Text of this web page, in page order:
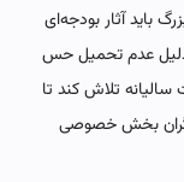
باید آثار بودجه‌ای
دلیل عدم تحمیل حس
تلاش کند تا
بخش خصوصی